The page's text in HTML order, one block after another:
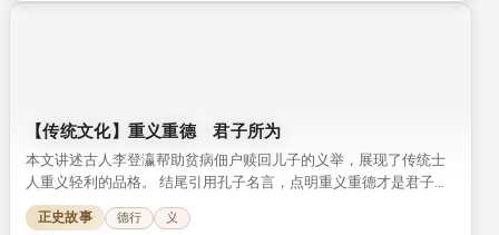
【传统文化】重义重德 君子所为
本文讲述古人李登瀛帮助贫病佃户赎回儿子的义举，展现了传统士
人重义轻利的品格。 结尾引用孔子名言，点明重义重德才是君子所
为的核心观点。
正史故事 德行 义